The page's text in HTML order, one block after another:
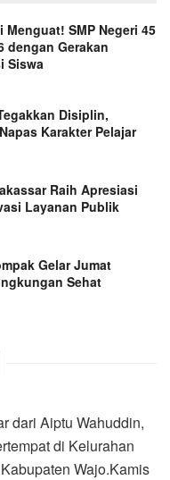
SMP Negeri 45
dengan Gerakan
Siswa
Disiplin,
Karakter Pelajar
Raih Apresiasi
Layanan Publik
Gelar Jumat
Sehat
dari Aiptu Wahuddin,
di Kelurahan
Wajo.Kamis